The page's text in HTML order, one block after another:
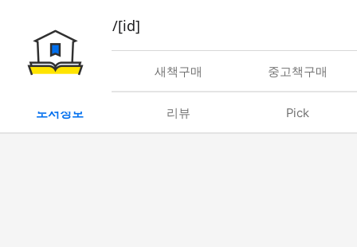
book/rent/[id]
대여 새책구매 중고책구매
도서정보 리뷰 Pick